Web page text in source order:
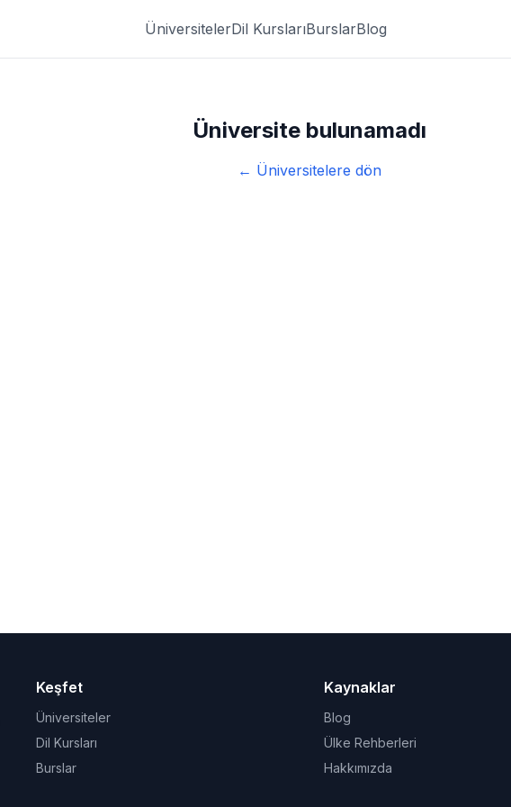
ÜniversitelerDil KurslarıBurslarBlog
Üniversite bulunamadı
← Üniversitelere dön
Keşfet
Üniversiteler
Dil Kursları
Burslar
Kaynaklar
Blog
Ülke Rehberleri
Hakkımızda